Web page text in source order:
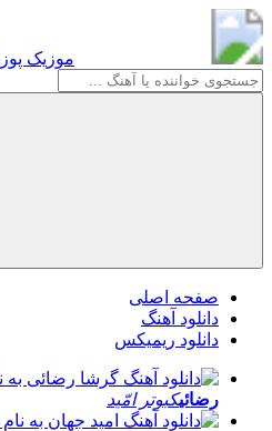
موزیک
صفحه اصلی
دانلود آهنگ
دانلود ریمیکس
رضائیکبوتر امّید